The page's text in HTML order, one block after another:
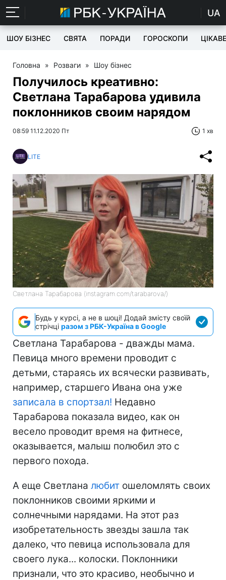
UA
ШОУ БІЗНЕС СВЯТА ПОРАДИ ГОРОСКОПИ ЦІКАВЕ
Головна » Розваги » Шоу бізнес
Получилось креативно:
Светлана Тарабарова удивила
поклонников своим нарядом
08:59 11.12.2020 Пт 1 хв
LITE
Светлана Тарабарова (instagram.com/tarabarova/)
Будь у курсі, а не в шоці! Додай змісту своїй
стрічці разом з РБК-Україна в Google
Светлана Тарабарова - дважды мама.
Певица много времени проводит с
детьми, стараясь их всячески развивать,
например, старшего Ивана она уже
записала в спортзал! Недавно
Тарабарова показала видео, как он
весело проводит время на фитнесе,
оказывается, малыш полюбил это с
первого похода.
А еще Светлана любит ошеломлять своих
поклонников своими яркими и
солнечными нарядами. На этот раз
изобретательность звезды зашла так
далеко, что певица использовала для
своего лука... колоски. Поклонники
признали, что это красиво, необычно и